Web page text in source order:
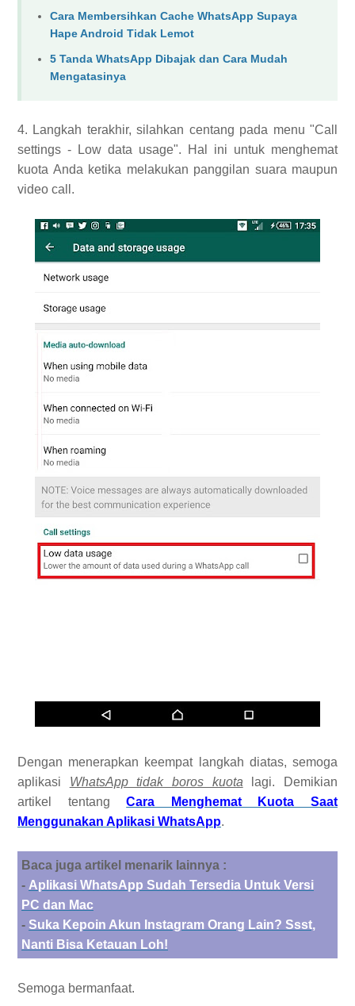
Cara Membersihkan Cache WhatsApp Supaya
Hape Android Tidak Lemot
5 Tanda WhatsApp Dibajak dan Cara Mudah
Mengatasinya
4. Langkah terakhir, silahkan centang pada menu "Call
settings - Low data usage". Hal ini untuk menghemat
kuota Anda ketika melakukan panggilan suara maupun
video call.
Dengan menerapkan keempat langkah diatas, semoga
aplikasi WhatsApp tidak boros kuotalagi. Demikian
artikel tentangCara Menghemat Kuota Saat
Menggunakan Aplikasi WhatsApp.
Baca juga artikel menarik lainnya :
- Aplikasi WhatsApp Sudah Tersedia Untuk Versi
PC dan Mac
- Suka Kepoin Akun Instagram Orang Lain? Ssst,
Nanti Bisa Ketauan Loh!
Semoga bermanfaat.